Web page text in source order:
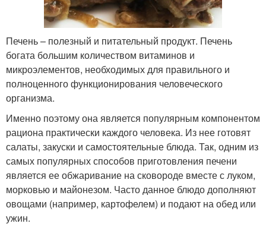
Печень – полезный и питательный продукт. Печень
богата большим количеством витаминов и
микроэлементов, необходимых для правильного и
полноценного функционирования человеческого
организма.
Именно поэтому она является популярным компонентом
рациона практически каждого человека. Из нее готовят
салаты, закуски и самостоятельные блюда. Так, одним из
самых популярных способов приготовления печени
является ее обжаривание на сковороде вместе с луком,
морковью и майонезом. Часто данное блюдо дополняют
овощами (например, картофелем) и подают на обед или
ужин.